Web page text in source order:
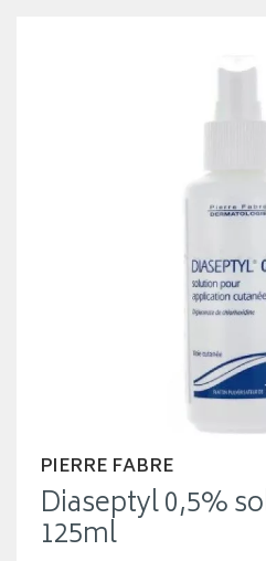
PIERRE FABRE
Diaseptyl 0,5%
125ml